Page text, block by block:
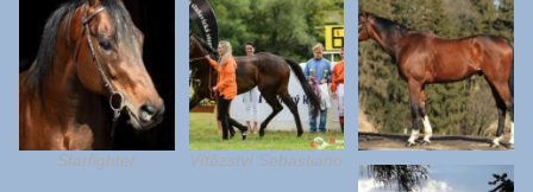
Starfighter Vítězství Sebastiano